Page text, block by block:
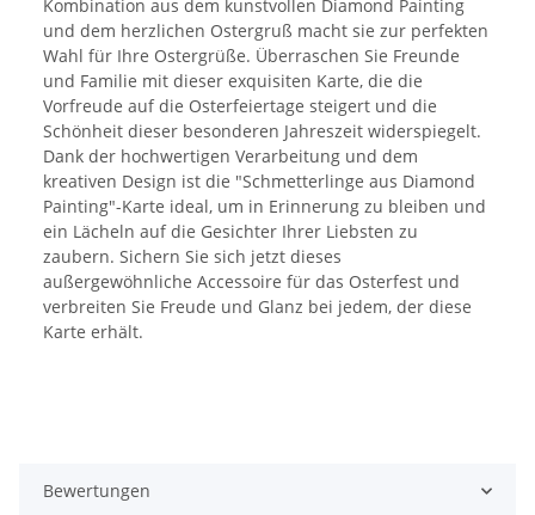
Kombination aus dem kunstvollen Diamond Painting
und dem herzlichen Ostergruß macht sie zur perfekten
Wahl für Ihre Ostergrüße. Überraschen Sie Freunde
und Familie mit dieser exquisiten Karte, die die
Vorfreude auf die Osterfeiertage steigert und die
Schönheit dieser besonderen Jahreszeit widerspiegelt.
Dank der hochwertigen Verarbeitung und dem
kreativen Design ist die "Schmetterlinge aus Diamond
Painting"-Karte ideal, um in Erinnerung zu bleiben und
ein Lächeln auf die Gesichter Ihrer Liebsten zu
zaubern. Sichern Sie sich jetzt dieses
außergewöhnliche Accessoire für das Osterfest und
verbreiten Sie Freude und Glanz bei jedem, der diese
Karte erhält.
Bewertungen